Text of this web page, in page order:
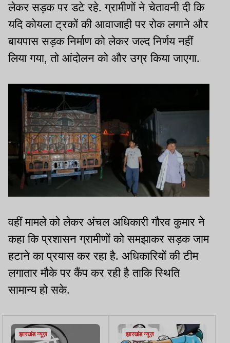
लेकर सड़क पर डटे रहे. ग्रामीणों ने चेतावनी दी कि
यदि कोयला ट्रकों की आवाजाही पर रोक लगाने और
बायपास सड़क निर्माण को लेकर जल्द निर्णय नहीं
लिया गया, तो आंदोलन को और उग्र किया जाएगा.
वहीं मामले को लेकर अंचल अधिकारी गौरव कुमार ने
कहा कि प्रशासन ग्रामीणों को समझाकर सड़क जाम
हटाने का प्रयास कर रहा है. अधिकारियों की टीम
लगातार मौके पर कैंप कर रही है ताकि स्थिति
सामान्य हो सके.
झारखंड न्यूज़ झारखंड न्यूज़